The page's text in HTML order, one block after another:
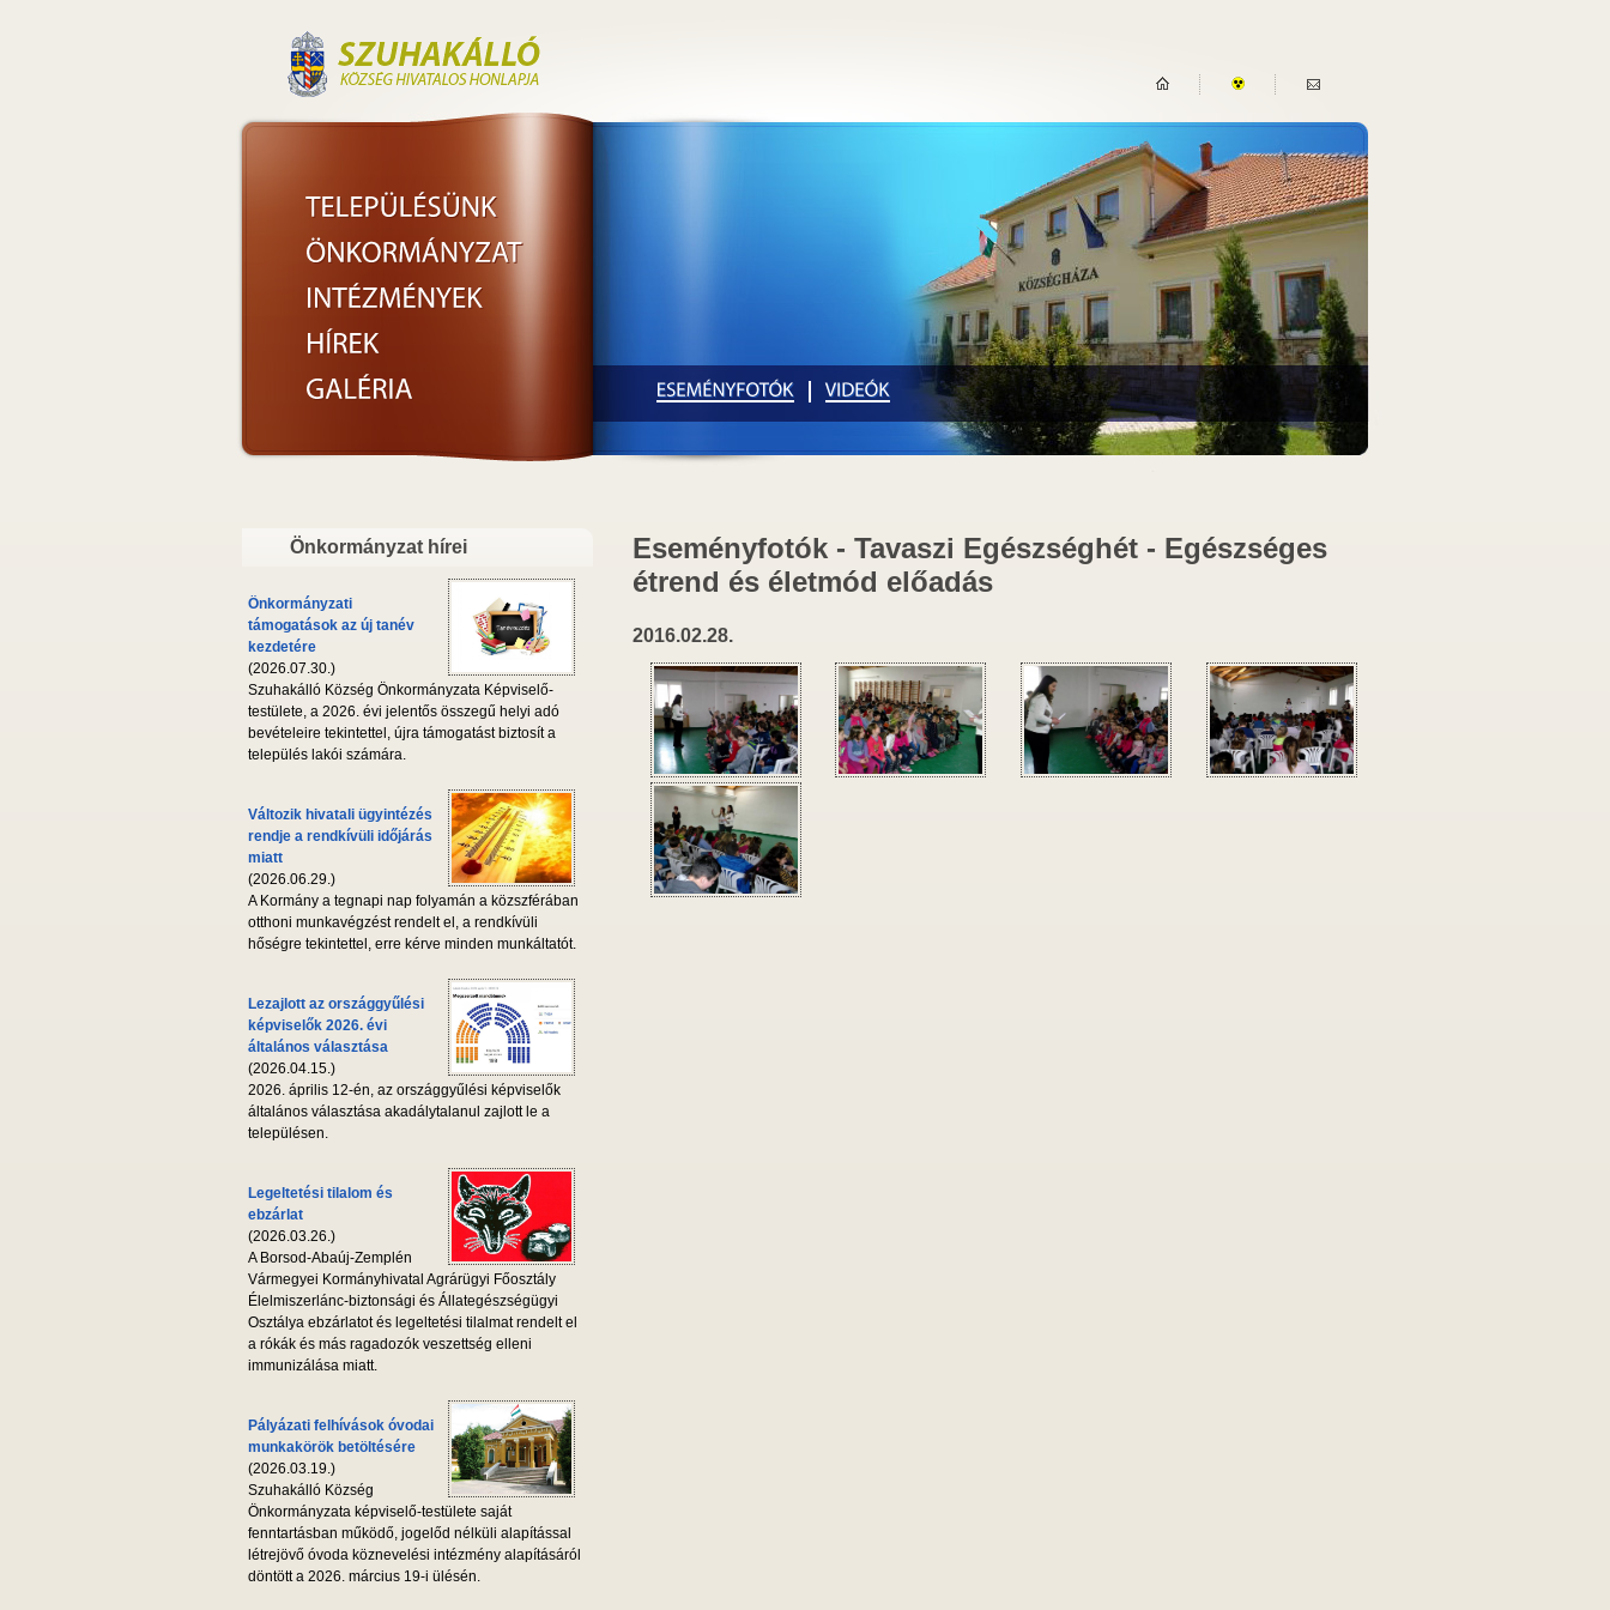
Önkormányzat hírei
Önkormányzati
támogatások az új tanév
kezdetére
(2026.07.30.)
Szuhakálló Község Önkormányzata Képviselő-
testülete, a 2026. évi jelentős összegű helyi adó
bevételeire tekintettel, újra támogatást biztosít a
település lakói számára.
Változik hivatali ügyintézés
rendje a rendkívüli időjárás
miatt
(2026.06.29.)
A Kormány a tegnapi nap folyamán a közszférában
otthoni munkavégzést rendelt el, a rendkívüli
hőségre tekintettel, erre kérve minden munkáltatót.
Lezajlott az országgyűlési
képviselők 2026. évi
általános választása
(2026.04.15.)
2026. április 12-én, az országgyűlési képviselők
általános választása akadálytalanul zajlott le a
településen.
Legeltetési tilalom és
ebzárlat
(2026.03.26.)
A Borsod-Abaúj-Zemplén
Vármegyei Kormányhivatal Agrárügyi Főosztály
Élelmiszerlánc-biztonsági és Állategészségügyi
Osztálya ebzárlatot és legeltetési tilalmat rendelt el
a rókák és más ragadozók veszettség elleni
immunizálása miatt.
Pályázati felhívások óvodai
munkakörök betöltésére
(2026.03.19.)
Szuhakálló Község
Önkormányzata képviselő-testülete saját
fenntartásban működő, jogelőd nélküli alapítással
létrejövő óvoda köznevelési intézmény alapításáról
döntött a 2026. március 19-i ülésén.
Eseményfotók - Tavaszi Egészséghét - Egészséges
étrend és életmód előadás
2016.02.28.